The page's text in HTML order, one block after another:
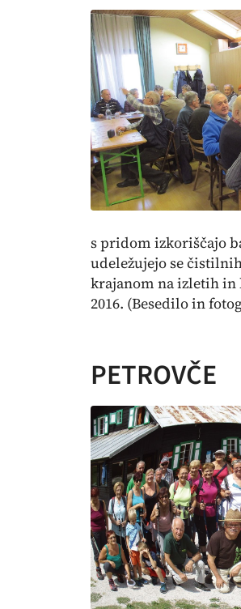
s pridom izkoriščajo
udeležujejo se
krajanom na izletih
2016. (Besedilo in
PETROVČE